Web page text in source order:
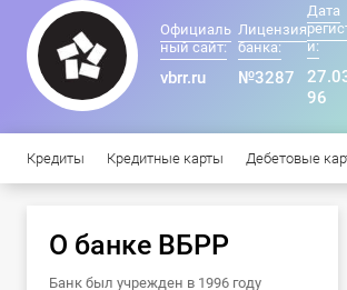
Официаль
ный сайт:
vbrr.ru
Лицензия
банка:
№3287
Дата
и:
96
Кредиты Кредитные карты Дебетовые
О банке ВБРР
Банк был учрежден в 1996 году